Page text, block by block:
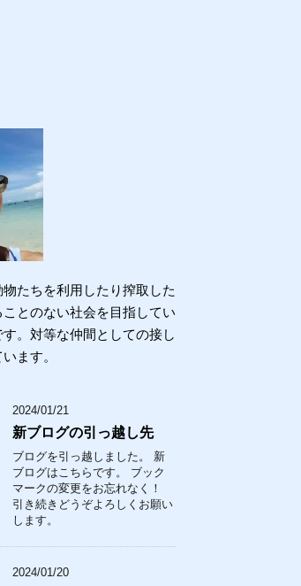
たちを利用したり搾取した
ことのない社会を目指してい
。対等な仲間としての接し
ます。
2024/01/21
新ブログの引っ越し先
ブログを引っ越しました。 新
ブログはこちらです。 ブック
マークの変更をお忘れなく！
引き続きどうぞよろしくお願い
します。
2024/01/20